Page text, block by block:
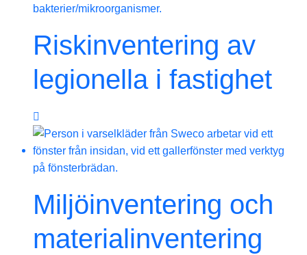
Riskinventering av
legionella i fastighet
Miljöinventering och
materialinventering